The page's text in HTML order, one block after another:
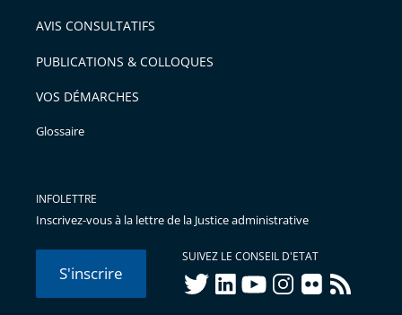
AVIS CONSULTATIFS
PUBLICATIONS & COLLOQUES
VOS DÉMARCHES
Glossaire
INFOLETTRE
Inscrivez-vous à la lettre de la Justice administrative
S'inscrire
SUIVEZ LE CONSEIL D'ETAT
twitterlinkedInyoutubeinstagram
flickr rss